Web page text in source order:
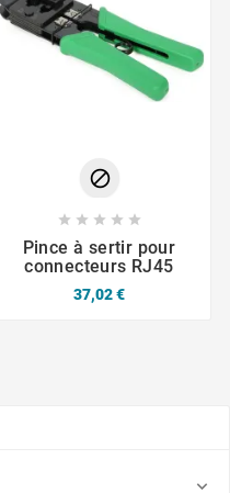

    
Pince à sertir pour
connecteurs RJ45
37,02 €
